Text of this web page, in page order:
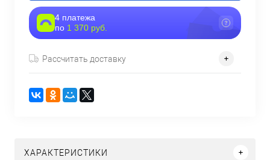
4 платежа
по 1 370 руб.
Рассчитать доставку
ХАРАКТЕРИСТИКИ